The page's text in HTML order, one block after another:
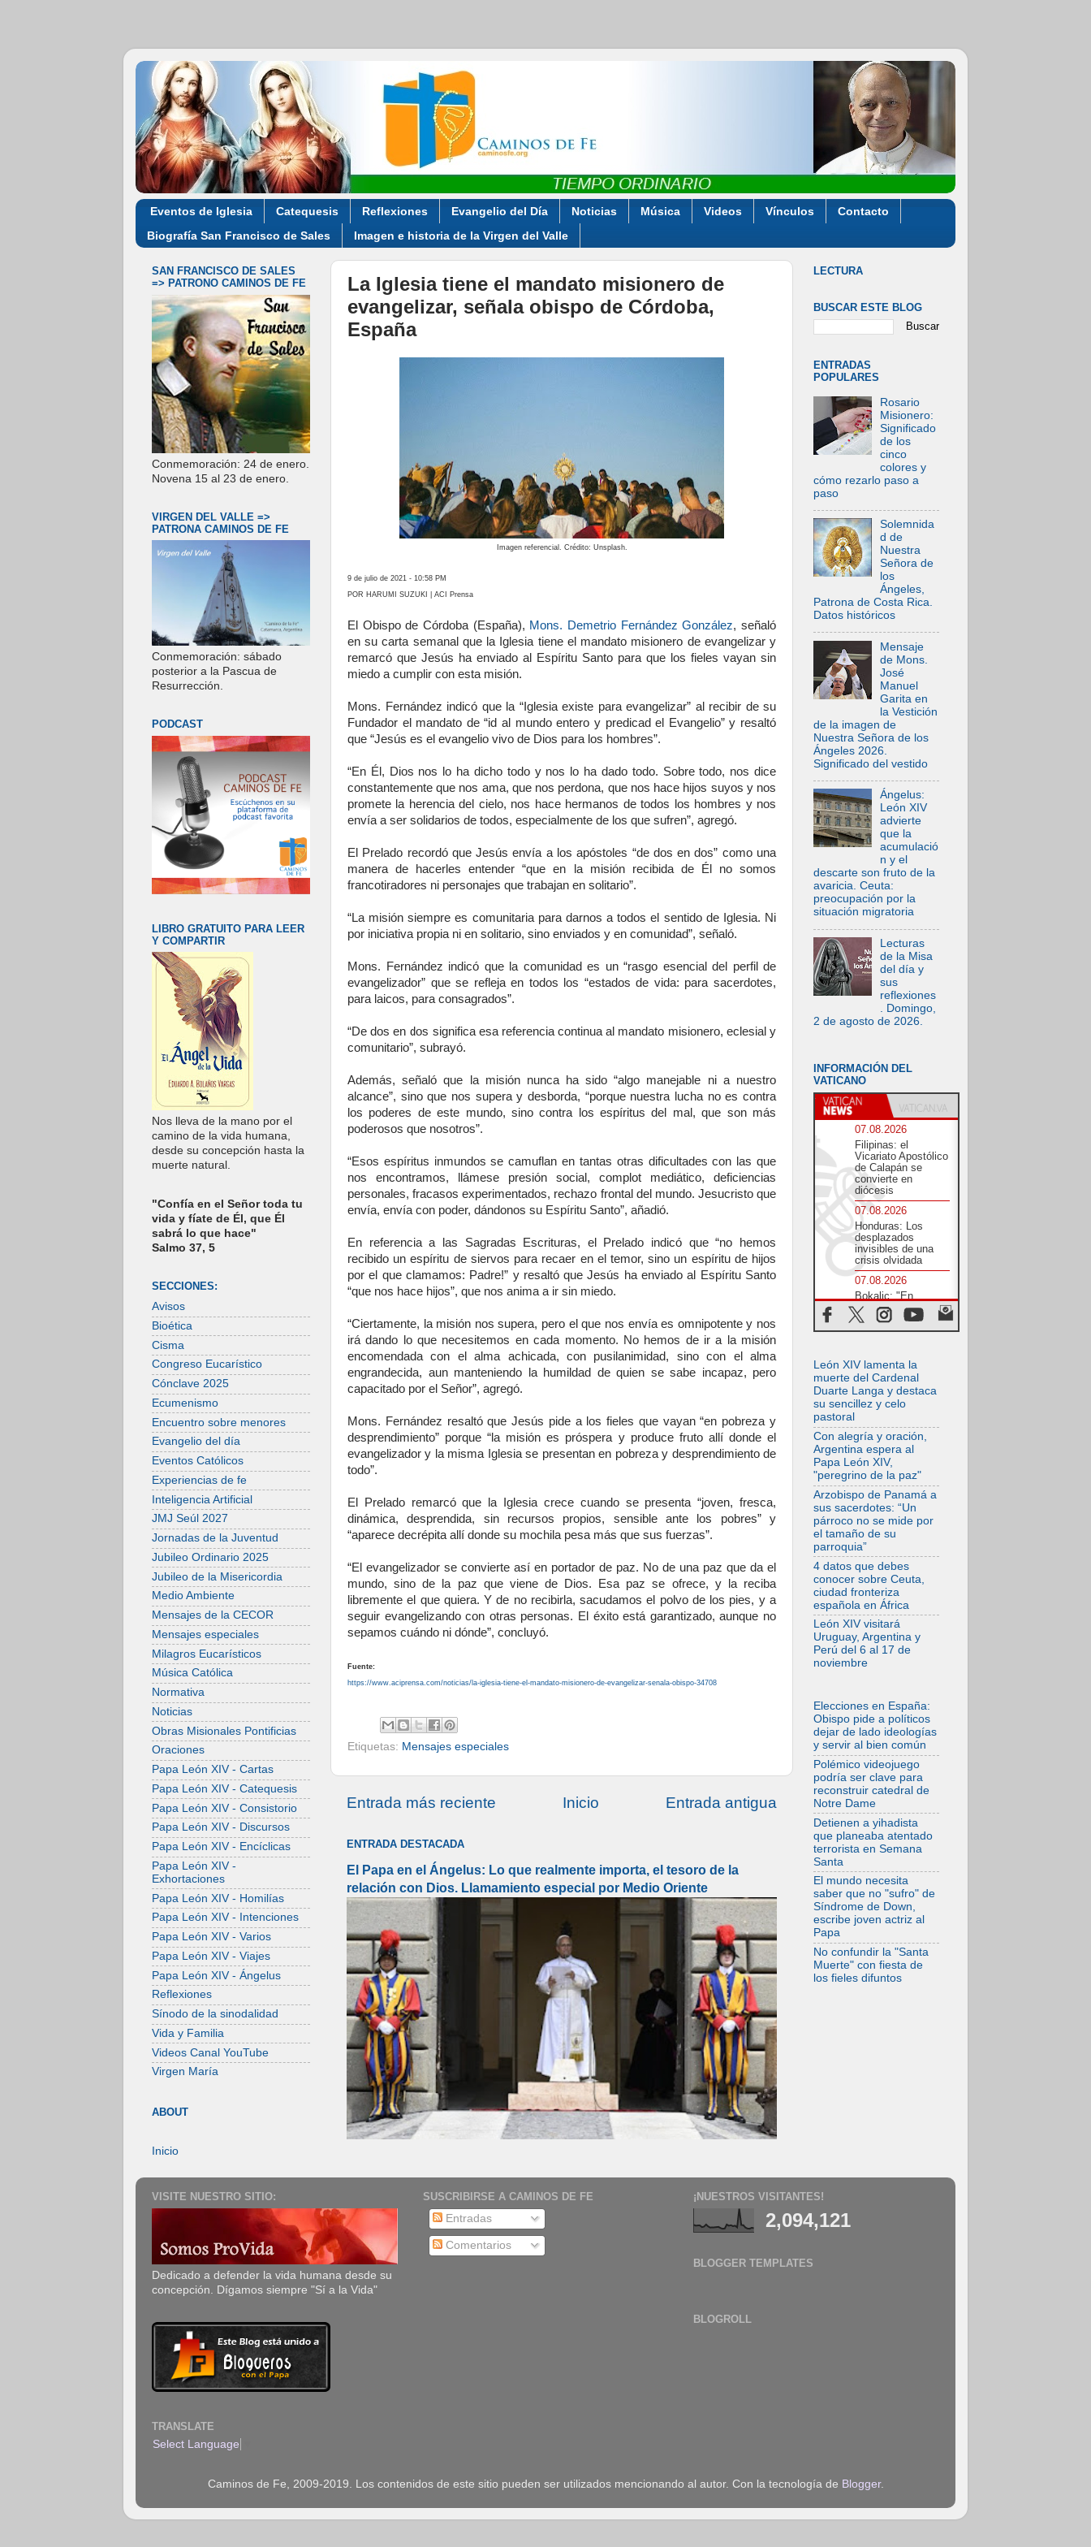
Eventos de Iglesia Catequesis Reflexiones Evangelio del Día Noticias Música Videos Vínculos
Contacto
Biografía San Francisco de Sales
Imagen e historia de la Virgen del Valle
La Iglesia tiene el mandato misionero de
evangelizar, señala obispo de Córdoba,
España
Imagen referencial. Crédito: Unsplash.
9 de julio de 2021 - 10:58 PM
POR HARUMI SUZUKI | ACI Prensa
El Obispo de Córdoba (España), Mons. Demetrio Fernández González, señaló
en su carta semanal que la Iglesia tiene el mandato misionero de evangelizar y
remarcó que Jesús ha enviado al Espíritu Santo para que los fieles vayan sin
miedo a cumplir con esta misión.
Mons. Fernández indicó que la “Iglesia existe para evangelizar” al recibir de su
Fundador el mandato de “id al mundo entero y predicad el Evangelio” y resaltó
que “Jesús es el evangelio vivo de Dios para los hombres”.
“En Él, Dios nos lo ha dicho todo y nos lo ha dado todo. Sobre todo, nos dice
constantemente que nos ama, que nos perdona, que nos hace hijos suyos y nos
promete la herencia del cielo, nos hace hermanos de todos los hombres y nos
envía a ser solidarios de todos, especialmente de los que sufren”, agregó.
El Prelado recordó que Jesús envía a los apóstoles “de dos en dos” como una
manera de hacerles entender “que en la misión recibida de Él no somos
francotiradores ni personajes que trabajan en solitario”.
“La misión siempre es comunitaria para darnos a todos el sentido de Iglesia. Ni
por iniciativa propia ni en solitario, sino enviados y en comunidad”, señaló.
Mons. Fernández indicó que la comunidad es un “rasgo esencial del perfil de
evangelizador” que se refleja en todos los “estados de vida: para sacerdotes,
para laicos, para consagrados”.
“De dos en dos significa esa referencia continua al mandato misionero, eclesial y
comunitario”, subrayó.
Además, señaló que la misión nunca ha sido “algo manejable ni a nuestro
alcance”, sino que nos supera y desborda, “porque nuestra lucha no es contra
los poderes de este mundo, sino contra los espíritus del mal, que son más
poderosos que nosotros”.
“Esos espíritus inmundos se camuflan en tantas otras dificultades con las que
nos encontramos, llámese presión social, complot mediático, deficiencias
personales, fracasos experimentados, rechazo frontal del mundo. Jesucristo que
envía, envía con poder, dándonos su Espíritu Santo”, añadió.
En referencia a las Sagradas Escrituras, el Prelado indicó que “no hemos
recibido un espíritu de siervos para recaer en el temor, sino un espíritu de hijos
por el que clamamos: Padre!” y resaltó que Jesús ha enviado al Espíritu Santo
“que nos hace hijos”, que nos anima a ir sin miedo.
“Ciertamente, la misión nos supera, pero el que nos envía es omnipotente y nos
irá dando lo que necesitemos en cada momento. No hemos de ir a la misión
encomendada con el alma achicada, con pusilanimidad, sino con el alma
engrandecida, aun manteniendo la humildad de quien se sabe incapaz, pero
capacitado por el Señor”, agregó.
Mons. Fernández resaltó que Jesús pide a los fieles que vayan “en pobreza y
desprendimiento” porque “la misión es próspera y produce fruto allí donde el
evangelizador y la misma Iglesia se presentan en pobreza y desprendimiento de
todo”.
El Prelado remarcó que la Iglesia crece cuando se presenta “joven, fresca,
dinámica, desprendida, sin recursos propios, sensible ante los pobres” y
“aparece decrépita allí donde su mochila pesa más que sus fuerzas”.
“El evangelizador se convierte así en portador de paz. No de una paz que da el
mundo, sino de la paz que viene de Dios. Esa paz se ofrece, y la reciba
libremente el que quiera. Y de no recibirla, sacudamos el polvo de los pies, y a
seguir evangelizando con otras personas. El éxito está garantizado, aunque no
sepamos cuándo ni dónde”, concluyó.
Fuente:
https://www.aciprensa.com/noticias/la-iglesia-tiene-el-mandato-misionero-de-evangelizar-senala-obispo-34708
Etiquetas: Mensajes especiales
Entrada más reciente Entrada antigua
Inicio
ENTRADA DESTACADA
El Papa en el Ángelus: Lo que realmente importa, el tesoro de la
relación con Dios. Llamamiento especial por Medio Oriente
SAN FRANCISCO DE SALES
=> PATRONO CAMINOS DE FE
Conmemoración: 24 de enero.
Novena 15 al 23 de enero.
VIRGEN DEL VALLE =>
PATRONA CAMINOS DE FE
Conmemoración: sábado
posterior a la Pascua de
Resurrección.
PODCAST
LIBRO GRATUITO PARA LEER
Y COMPARTIR
Nos lleva de la mano por el
camino de la vida humana,
desde su concepción hasta la
muerte natural.
"Confía en el Señor toda tu
vida y fíate de Él, que Él
sabrá lo que hace"
Salmo 37, 5
SECCIONES:
Avisos
Bioética
Cisma
Congreso Eucarístico
Cónclave 2025
Ecumenismo
Encuentro sobre menores
Evangelio del día
Eventos Católicos
Experiencias de fe
Inteligencia Artificial
JMJ Seúl 2027
Jornadas de la Juventud
Jubileo Ordinario 2025
Jubileo de la Misericordia
Medio Ambiente
Mensajes de la CECOR
Mensajes especiales
Milagros Eucarísticos
Música Católica
Normativa
Noticias
Obras Misionales Pontificias
Oraciones
Papa León XIV - Cartas
Papa León XIV - Catequesis
Papa León XIV - Consistorio
Papa León XIV - Discursos
Papa León XIV - Encíclicas
Papa León XIV -
Exhortaciones
Papa León XIV - Homilías
Papa León XIV - Intenciones
Papa León XIV - Varios
Papa León XIV - Viajes
Papa León XIV - Ángelus
Reflexiones
Sínodo de la sinodalidad
Vida y Familia
Videos Canal YouTube
Virgen María
ABOUT
Inicio
LECTURA
BUSCAR ESTE BLOG
ENTRADAS
POPULARES
Rosario
Misionero:
Significado
de los
cinco
colores y
cómo rezarlo paso a
paso
Solemnida
d de
Nuestra
Señora de
los
Ángeles,
Patrona de Costa Rica.
Datos históricos
Mensaje
de Mons.
José
Manuel
Garita en
la Vestición
de la imagen de
Nuestra Señora de los
Ángeles 2026.
Significado del vestido
Ángelus:
León XIV
advierte
que la
acumulació
n y el
descarte son fruto de la
avaricia. Ceuta:
preocupación por la
situación migratoria
Lecturas
de la Misa
del día y
sus
reflexiones
. Domingo,
2 de agosto de 2026.
INFORMACIÓN DEL
VATICANO
07.08.2026
Filipinas: el
Vicariato Apostólico
de Calapán se
convierte en
diócesis
07.08.2026
Honduras: Los
desplazados
invisibles de una
crisis olvidada
07.08.2026
Bokalic: "En
Argentina el Papa
León señalará el
compromiso del
07.08.2026
La matanza de
niños en Gaza no
cesa: 300 muertos
en 300 días
07.08.2026
Tagle: La guerra
desfigura el mundo,
solo la revelación
de Dios lo
transfigura
07.08.2026
Presentada la
Trienal de Arte de
las Universidades
Católicas:
«Exercises in
Empathy»
07.08.2026
Fortunatus
Nwachukwu: la
comunicación como
misión al servicio
del Evangelio
SIGNIS 2026, dar
voz a las religiosas
en el espacio
público
07.08.2026
Lanzan un proyecto
de empoderamiento
digital para mujeres
líderes en África
07.08.2026
Programa oficial del
Viaje Apostólico del
Francia
León XIV lamenta la
muerte del Cardenal
Duarte Langa y destaca
su sencillez y celo
pastoral
Con alegría y oración,
Argentina espera al
Papa León XIV,
"peregrino de la paz"
Arzobispo de Panamá a
sus sacerdotes: “Un
párroco no se mide por
el tamaño de su
parroquia”
4 datos que debes
conocer sobre Ceuta,
ciudad fronteriza
española en África
León XIV visitará
Uruguay, Argentina y
Perú del 6 al 17 de
noviembre
Elecciones en España:
Obispo pide a políticos
dejar de lado ideologías
y servir al bien común
Polémico videojuego
podría ser clave para
reconstruir catedral de
Notre Dame
Detienen a yihadista
que planeaba atentado
terrorista en Semana
Santa
El mundo necesita
saber que no "sufro" de
Síndrome de Down,
escribe joven actriz al
Papa
No confundir la "Santa
Muerte" con fiesta de
los fieles difuntos
VISITE NUESTRO SITIO:
Dedicado a defender la vida humana desde su
concepción. Dígamos siempre "Sí a la Vida"
TRANSLATE
Select Language
SUSCRIBIRSE A CAMINOS DE FE
Entradas
Comentarios
¡NUESTROS VISITANTES!
2,094,121
BLOGGER TEMPLATES
BLOGROLL
Caminos de Fe, 2009-2019. Los contenidos de este sitio pueden ser utilizados mencionando al autor. Con la tecnología de Blogger.